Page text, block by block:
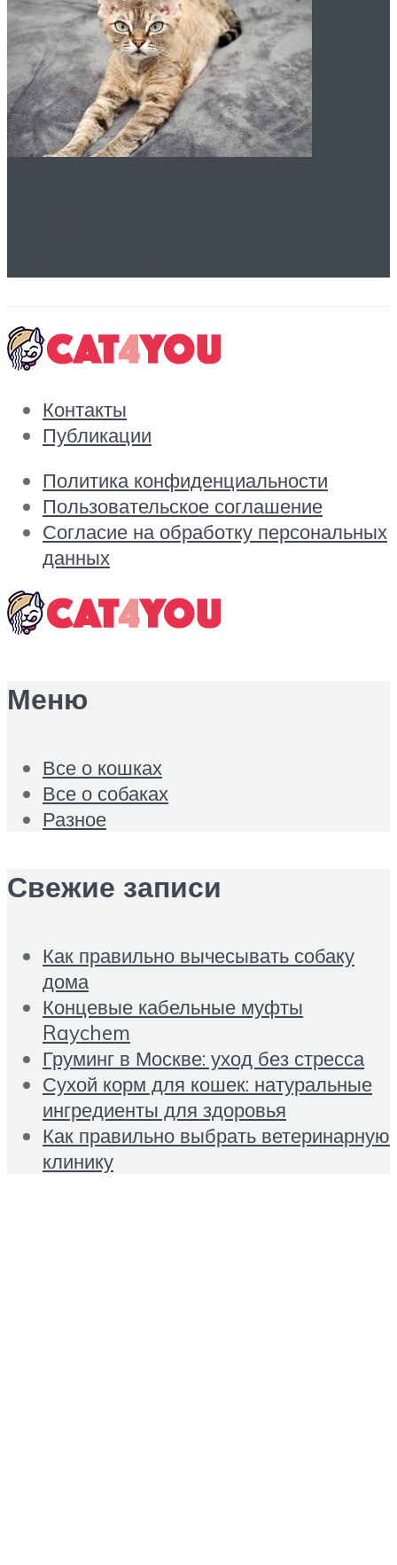
Контакты
Публикации
Политика конфиденциальности
Пользовательское соглашение
Согласие на обработку персональных
данных
Меню
Все о кошках
Все о собаках
Разное
Свежие записи
Как правильно вычесывать собаку
дома
Концевые кабельные муфты
Raychem
Груминг в Москве: уход без стресса
Сухой корм для кошек: натуральные
ингредиенты для здоровья
Как правильно выбрать ветеринарную
клинику